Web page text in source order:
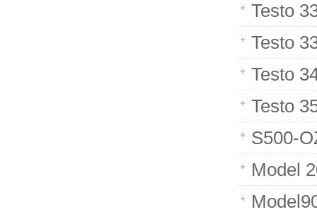
Testo
Testo
Testo
Testo
S500-
Model